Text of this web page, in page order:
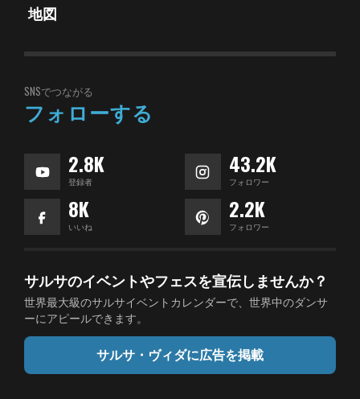
地図
SNSでつながる
フォローする
2.8K
登録者
43.2K
フォロワー
8K
いいね
2.2K
フォロワー
サルサのイベントやフェスを宣伝しませんか？
世界最大級のサルサイベントカレンダーで、世界中のダンサ
ーにアピールできます。
サルサ・ヴィダに広告を掲載